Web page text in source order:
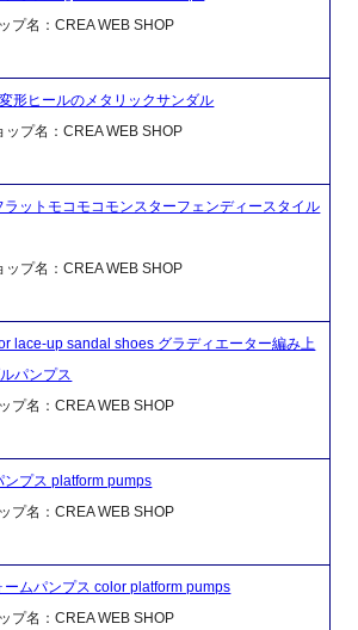
プ名：CREA WEB SHOP
形ヒールのメタリックサンダル
プ名：CREA WEB SHOP
ラットモコモコモンスターフェンディースタイル
プ名：CREA WEB SHOP
lace-up sandal shoes グラディエーター編み上
パンプス
プ名：CREA WEB SHOP
ンプス platform pumps
プ名：CREA WEB SHOP
ームパンプス color platform pumps
プ名：CREA WEB SHOP